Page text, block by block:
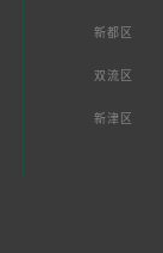
新都区
双流区
新津区